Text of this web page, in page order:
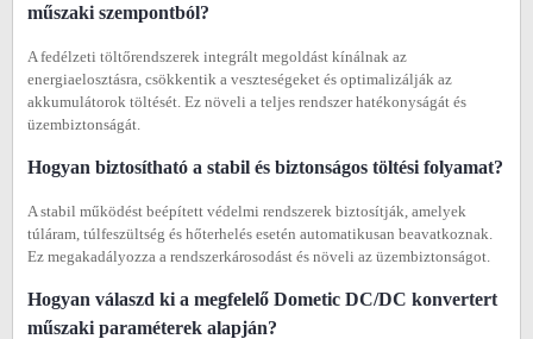
műszaki szempontból?
A fedélzeti töltőrendszerek integrált megoldást kínálnak az
energiaelosztásra, csökkentik a veszteségeket és optimalizálják az
akkumulátorok töltését. Ez növeli a teljes rendszer hatékonyságát és
üzembiztonságát.
Hogyan biztosítható a stabil és biztonságos töltési folyamat?
A stabil működést beépített védelmi rendszerek biztosítják, amelyek
túláram, túlfeszültség és hőterhelés esetén automatikusan beavatkoznak.
Ez megakadályozza a rendszerkárosodást és növeli az üzembiztonságot.
Hogyan válaszd ki a megfelelő Dometic DC/DC konvertert
műszaki paraméterek alapján?